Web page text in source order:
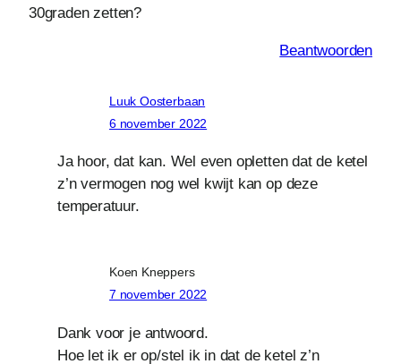
30graden zetten?
Beantwoorden
Luuk Oosterbaan
6 november 2022
Ja hoor, dat kan. Wel even opletten dat de ketel
z’n vermogen nog wel kwijt kan op deze
temperatuur.
Koen Kneppers
7 november 2022
Dank voor je antwoord.
Hoe let ik er op/stel ik in dat de ketel z’n